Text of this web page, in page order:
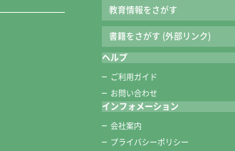
教育情報をさがす
書籍をさがす (外部リンク)
ヘルプ
ご利用ガイド
お問い合わせ
インフォメーション
会社案内
プライバシーポリシー